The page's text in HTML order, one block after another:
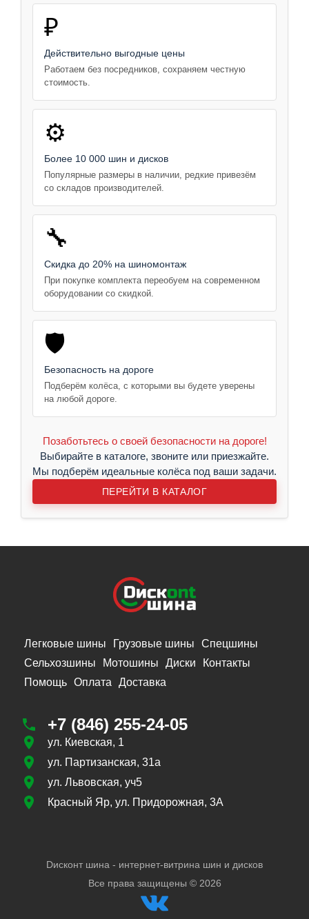
₽
Действительно выгодные цены
Работаем без посредников, сохраняем честную
стоимость.
⚙️
Более 10 000 шин и дисков
Популярные размеры в наличии, редкие привезём
со складов производителей.
🔧
Скидка до 20% на шиномонтаж
При покупке комплекта переобуем на современном
оборудовании со скидкой.
🛡️
Безопасность на дороге
Подберём колёса, с которыми вы будете уверены
на любой дороге.
Позаботьтесь о своей безопасности на дороге!
Выбирайте в каталоге, звоните или приезжайте.
Мы подберём идеальные колёса под ваши задачи.
ПЕРЕЙТИ В КАТАЛОГ
Легковые шины Грузовые шины
Спецшины
Сельхозшины
Мотошины Диски
Контакты
Помощь Оплата Доставка
+7 (846) 255-24-05
ул. Киевская, 1
ул. Партизанская, 31а
ул. Львовская, уч5
Красный Яр, ул. Придорожная, 3А
Dисконт шина - интернет-витрина шин и дисков
Все права защищены © 2026